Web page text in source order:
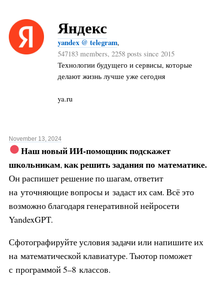
Яндекс
yandex @ telegram,
547183 members, 2258 posts since 2015
Технологии будущего и сервисы, которые
делают жизнь лучше уже сегодня
ya.ru
November 13, 2024
Наш новый ИИ-помощник подскажет
школьникам,как решить задания по математике.
Он распишет решение по шагам, ответит
на уточняющие вопросы и задаст их сам. Всё это
возможно благодаря генеративной нейросети
YandexGPT.
Сфотографируйте условия задачи или напишите их
на математической клавиатуре. Тьютор поможет
с программой 5–8 классов.